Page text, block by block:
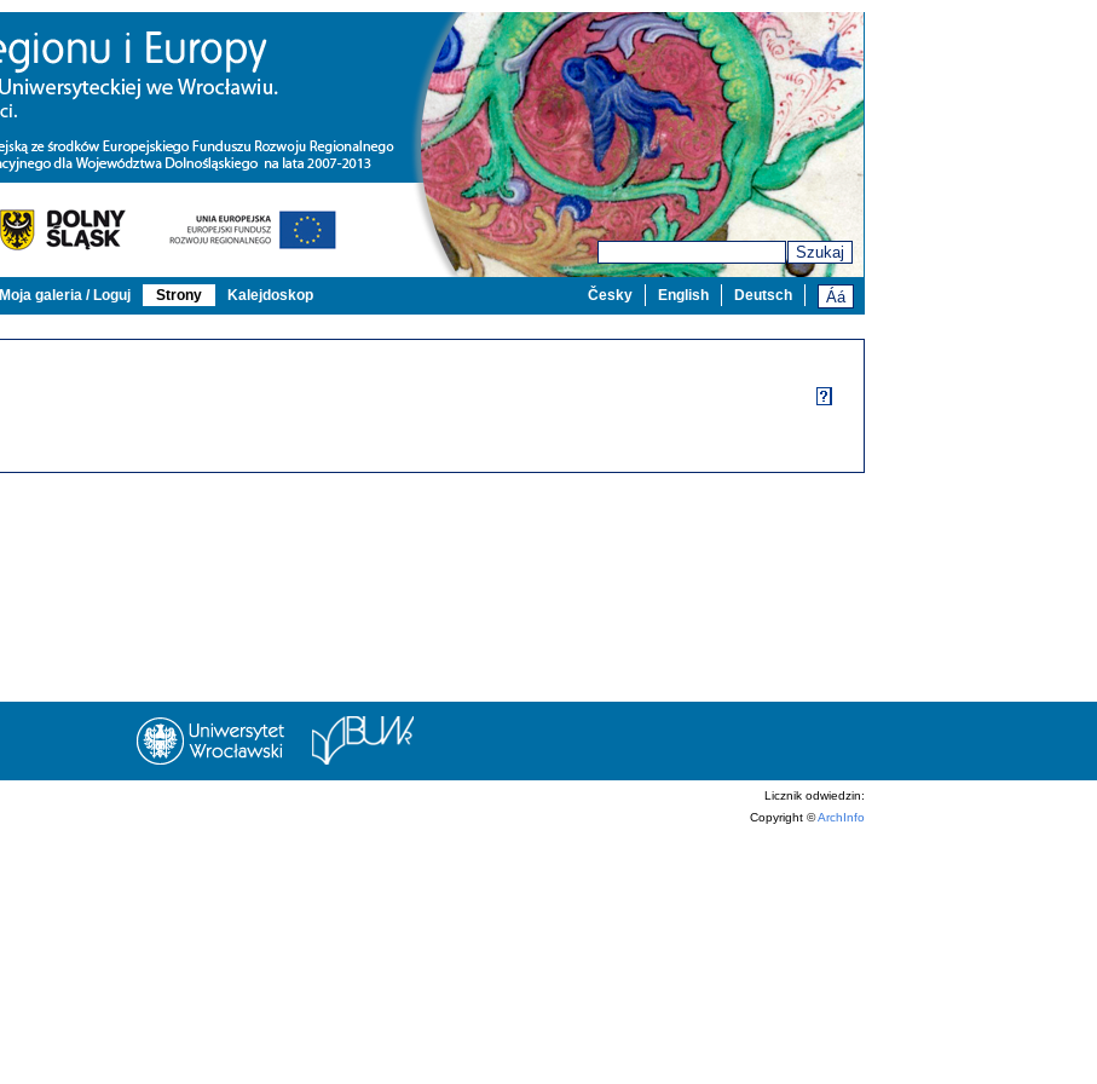
Szukaj
Moja galeria / Loguj Strony Kalejdoskop Deutsch
English
Česky
Licznik odwiedzin:
Copyright ©ArchInfo